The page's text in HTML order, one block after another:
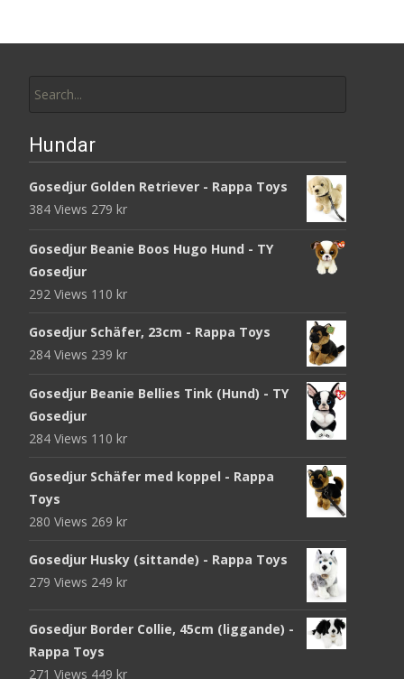
for:
Hundar
Gosedjur Golden Retriever - Rappa Toys
384 Views 279 kr
Gosedjur Beanie Boos Hugo Hund - TY
Gosedjur
292 Views 110 kr
Gosedjur Schäfer, 23cm - Rappa Toys
284 Views 239 kr
Gosedjur Beanie Bellies Tink (Hund) - TY
Gosedjur
284 Views 110 kr
Gosedjur Schäfer med koppel - Rappa
Toys
280 Views 269 kr
Gosedjur Husky (sittande) - Rappa Toys
279 Views 249 kr
Gosedjur Border Collie, 45cm (liggande) -
Rappa Toys
271 Views 449 kr